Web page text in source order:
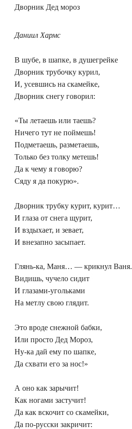
Дворник Дед мороз
Даниил Хармс
В шубе, в шапке, в душегрейке
Дворник трубочку курил,
И, усевшись на скамейке,
Дворник снегу говорил:
«Ты летаешь или таешь?
Ничего тут не поймешь!
Подметаешь, разметаешь,
Только без толку метешь!
Да к чему я говорю?
Сяду я да покурю».
Дворник трубку курит, курит…
И глаза от снега щурит,
И вздыхает, и зевает,
И внезапно засыпает.
Глянь-ка, Маня… — крикнул Ваня.
Видишь, чучело сидит
И глазами-угольками
На метлу свою глядит.
Это вроде снежной бабки,
Или просто Дед Мороз,
Ну-ка дай ему по шапке,
Да схвати его за нос!»
А оно как зарычит!
Как ногами застучит!
Да как вскочит со скамейки,
Да по-русски закричит: